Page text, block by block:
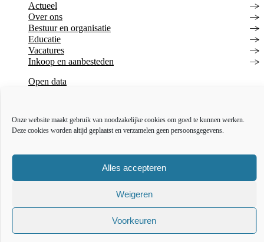
Onze website maakt gebruik van noodzakelijke cookies om goed te kunnen werken.
Deze cookies worden altijd geplaatst en verzamelen geen persoonsgegevens.
Alles accepteren
Weigeren
Voorkeuren
Actueel
Over ons
Bestuur en organisatie
Educatie
Vacatures
Inkoop en aanbesteden
Open data